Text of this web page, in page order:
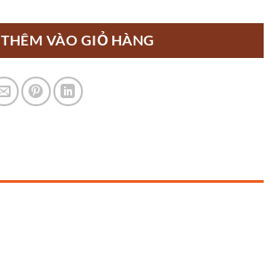
THÊM VÀO GIỎ HÀNG